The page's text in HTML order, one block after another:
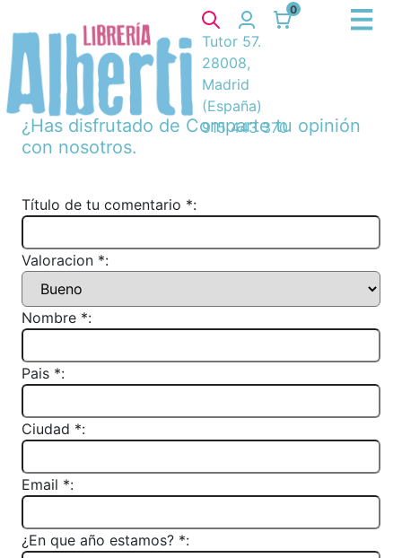
0
Tutor 57.
28008,
Madrid
(España)
915 443 370
¿Has disfrutado de Comparte tu opinión
con nosotros.
Título de tu comentario *:
Valoracion *:
Nombre *:
Pais *:
Ciudad *:
Email *:
¿En que año estamos? *: